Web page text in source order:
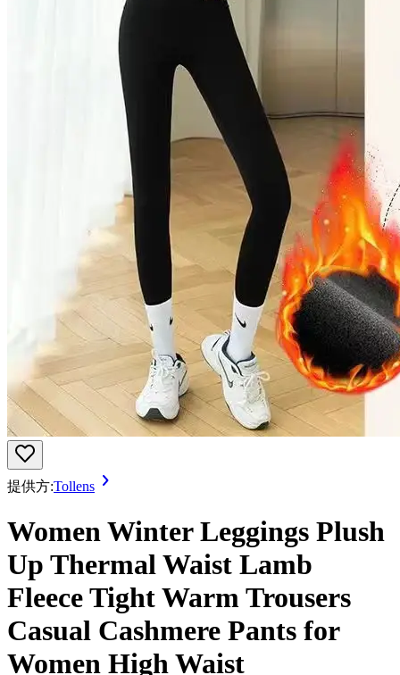
提供方:Tollens
Women Winter Leggings Plush
Up Thermal Waist Lamb
Fleece Tight Warm Trousers
Casual Cashmere Pants for
Women High Waist